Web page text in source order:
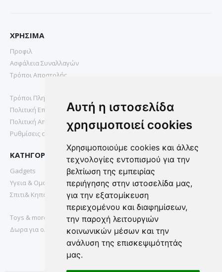
Αυτή η ιστοσελίδα
χρησιμοποιεί cookies
Χρησιμοποιούμε cookies και άλλες
τεχνολογίες εντοπισμού για την
βελτίωση της εμπειρίας
περιήγησης στην ιστοσελίδα μας,
για την εξατομίκευση
περιεχομένου και διαφημίσεων,
την παροχή λειτουργιών
κοινωνικών μέσων και την
ανάλυση της επισκεψιμότητάς
μας.
ΧΡΗΣΙΜΑ
Προφιλ
Ασφάλεια Συναλλαγών
Τρόποι Αποστολής
Τρόποι Πληρωμής
Πολιτική Επιστροφών
Πολιτική Απορρήτου
Ρυθμίσεις cookies
ΚΑΤΗΓΟΡΙΕΣ
Gadgets
Υγεια & Ομορφια
Σπιτι& Κηπος
Toys & more
Δωρα για ολους